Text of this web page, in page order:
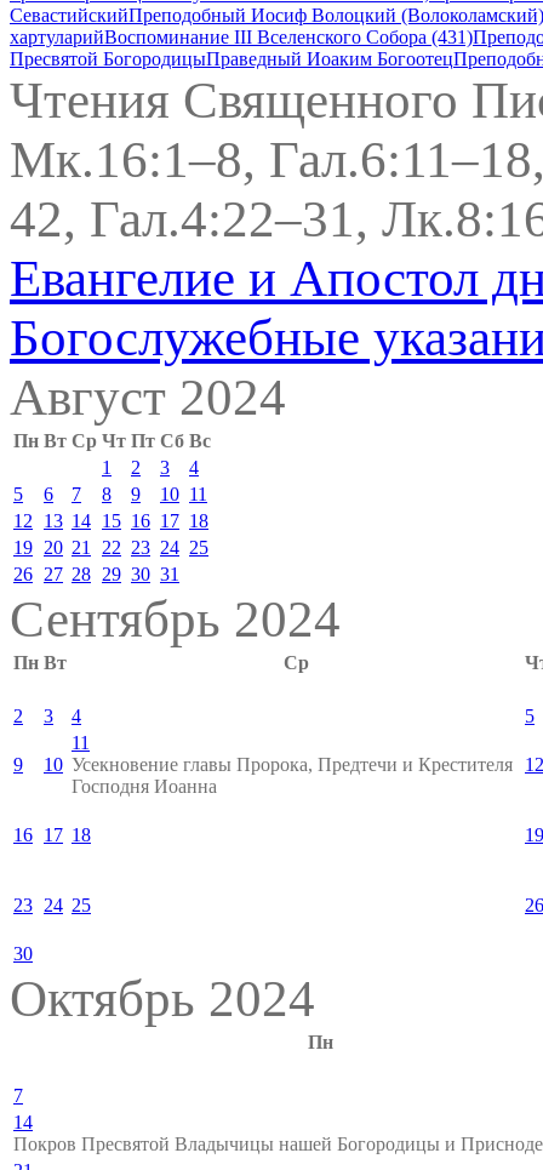
СевастийскийПреподобный Иосиф Волоцкий
хартуларийВоспоминание III Вселенского Собора (431)
Пресвятой БогородицыПраведный Иоаким Богоотец
Чтения Священного
Мк.16:1–8,
42, Гал.4:22–31,
Евангелие и Апостол
Богослужебные
Август 2024
Пн Вт Ср Чт Пт Сб Вс
1
2 3
4
5
6 7 8 9 10 11
12
13 14 15 16 17 18
19 20 21 22 23 24 25
26 27 28 29 30 31
Сентябрь 2024
Пн Вт Ср
2 3 4 5
9 10
11
Усекновение главы Пророка, Предтечи и Крестителя
Господня Иоанна
12
16 17 18 19
23 24 25 26
30
Октябрь 2024
Пн
7
14
Покров Пресвятой Владычицы нашей Богородицы и